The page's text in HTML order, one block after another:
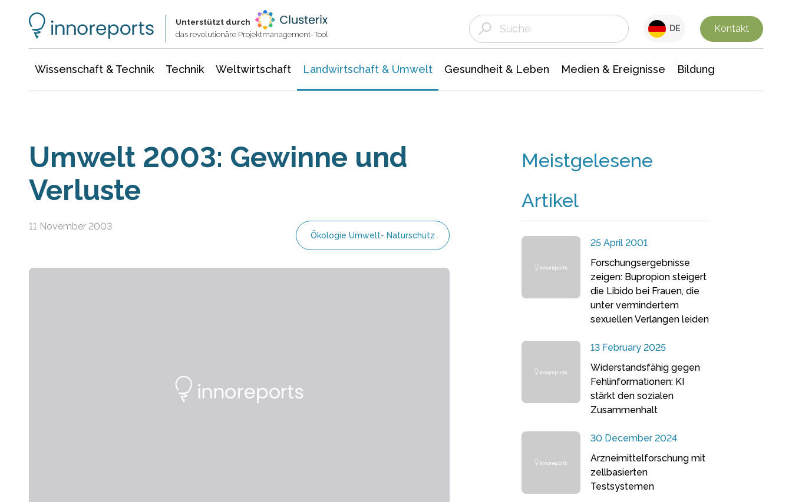
Unterstützt durch
das revolutionäre Projektmanagement-Tool
DE Kontakt
Wissenschaft & Technik Technik Weltwirtschaft Landwirtschaft & Umwelt Gesundheit & Leben Medien & Ereignisse Bildung
Umwelt 2003: Gewinne und
Verluste
11 November 2003
Ökologie Umwelt- Naturschutz
Meistgelesene
Artikel
25 April 2001
Forschungsergebnisse
zeigen: Bupropion steigert
die Libido bei Frauen, die
unter vermindertem
sexuellen Verlangen leiden
13 February 2025
Widerstandsfähig gegen
Fehlinformationen: KI
stärkt den sozialen
Zusammenhalt
30 December 2024
Arzneimittelforschung mit
zellbasierten
Testsystemen